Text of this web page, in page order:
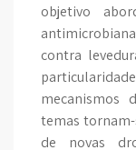
objetivo
contra
mecanismos
temas
de novas